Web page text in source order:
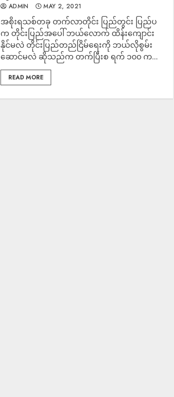
ADMIN MAY 2, 2021
အစိုးရသစ်တခု တက်လာတိုင်း ပြည်တွင်း ပြည်ပ
က တိုင်းပြည်အပေါ် ဘယ်လောက် ထိန်းကျောင်း
နိုင်မလဲ တိုင်းပြည်တည်ငြိမ်ရေးကို ဘယ်လိုစွမ်း
ဆောင်မလဲ ဆိုသည်က တက်ပြီးစ ရက် ၁၀၀ က...
READ MORE